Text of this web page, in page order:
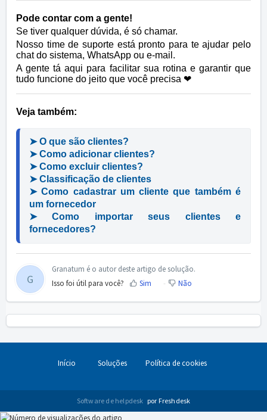
Pode contar com a gente!
Se tiver qualquer dúvida, é só chamar.
Nosso time de suporte está pronto para te ajudar pelo
chat do sistema, WhatsApp ou e-mail.
A gente tá aqui para facilitar sua rotina e garantir que
tudo funcione do jeito que você precisa ❤
Veja também:
➤ O que são clientes?
➤ Como adicionar clientes?
➤ Como excluir clientes?
➤ Classificação de clientes
➤ Como cadastrar um cliente que também é
um fornecedor
➤ Como importar seus clientes e
fornecedores?
G
Granatum é o autor deste artigo de solução.
Isso foi útil para você?
Sim Não
Início Soluções Política de cookies
Software de helpdesk por Freshdesk